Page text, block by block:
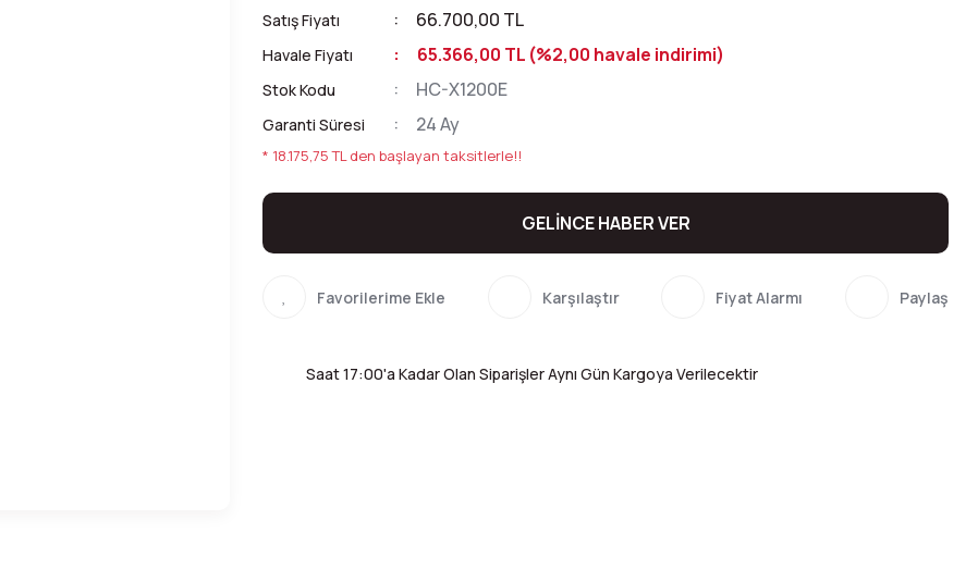
Satış Fiyatı 66.700,00 TL
Havale Fiyatı 65.366,00 TL (%2,00 havale indirimi)
Stok Kodu HC-X1200E
Garanti Süresi 24 Ay
* 18.175,75 TL den başlayan taksitlerle!!
GELİNCE HABER VER
Karşılaştır Fiyat Alarmı Paylaş
Saat 17:00'a Kadar Olan Siparişler Aynı Gün Kargoya Verilecektir